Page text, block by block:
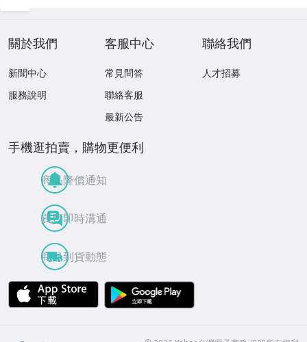
常見問答
最新公告
手機逛拍賣，購物更便利
商品降價通知
買賣即時溝通
商品到貨動態